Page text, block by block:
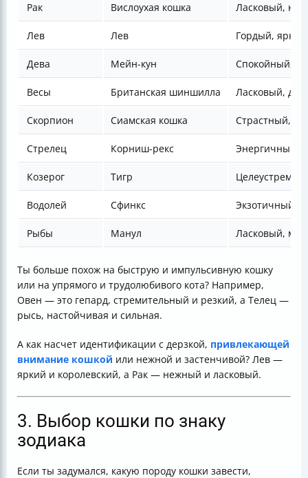
Рак Вислоухая кошка Ласковый,
Лев Лев Гордый,
Дева Мейн-кун Спокойный,
Весы Британская шиншилла Ласковый,
Скорпион Сиамская кошка Страстный,
Стрелец Корниш-рекс Энергичный,
Козерог Тигр
Водолей Сфинкс Экзотичный,
Рыбы Манул Ласковый,
Ты больше похож на быструю и импульсивную кошку
или на упрямого и трудолюбивого кота? Например,
Овен — это гепард, стремительный и резкий, а Телец —
рысь, настойчивая и сильная.
А как насчет идентификации с дерзкой, привлекающей
внимание кошкой или нежной и застенчивой? Лев —
яркий и королевский, а Рак — нежный и ласковый.
3. Выбор кошки по знаку
зодиака
Если ты задумался, какую породу кошки завести,